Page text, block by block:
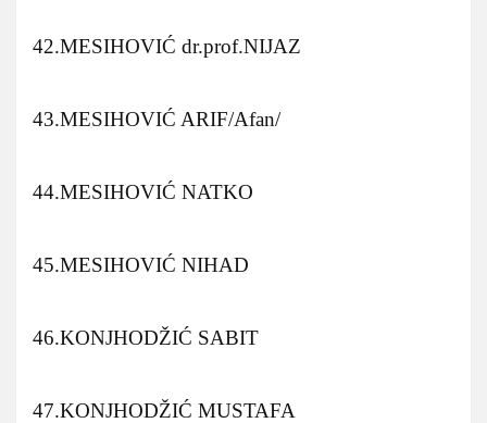
42.MESIHOVIĆ dr.prof.NIJAZ
43.MESIHOVIĆ ARIF/Afan/
44.MESIHOVIĆ NATKO
45.MESIHOVIĆ NIHAD
46.KONJHODŽIĆ SABIT
47.KONJHODŽIĆ MUSTAFA